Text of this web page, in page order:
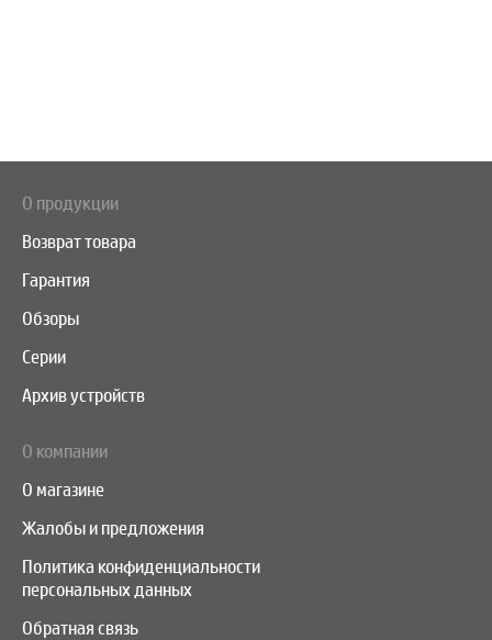
О продукции
Возврат товара
Гарантия
Обзоры
Серии
Архив устройств
О компании
О магазине
Жалобы и предложения
Политика конфиденциальности
персональных данных
Обратная связь